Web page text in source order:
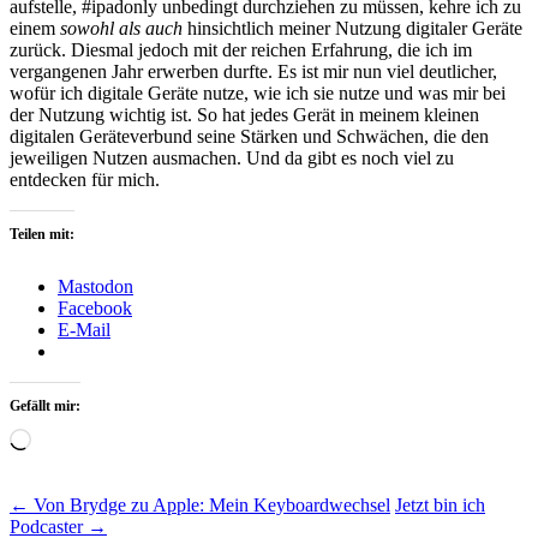
aufstelle, #ipadonly unbedingt durchziehen zu müssen, kehre ich zu
einem sowohl als auch hinsichtlich meiner Nutzung digitaler Geräte
zurück. Diesmal jedoch mit der reichen Erfahrung, die ich im
vergangenen Jahr erwerben durfte. Es ist mir nun viel deutlicher,
wofür ich digitale Geräte nutze, wie ich sie nutze und was mir bei
der Nutzung wichtig ist. So hat jedes Gerät in meinem kleinen
digitalen Geräteverbund seine Stärken und Schwächen, die den
jeweiligen Nutzen ausmachen. Und da gibt es noch viel zu
entdecken für mich.
Teilen mit:
Mastodon
Facebook
E-Mail
Gefällt mir:
Wird
Beitragsnavigation
← Von Brydge zu Apple: Mein Keyboardwechsel Jetzt bin ich
Podcaster →